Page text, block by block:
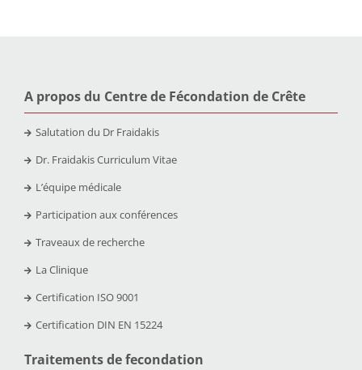
A propos du Centre de Fécondation de Crête
Salutation du Dr Fraidakis
Dr. Fraidakis Curriculum Vitae
L’équipe médicale
Participation aux conférences
Traveaux de recherche
La Clinique
Certification ISO 9001
Certification DIN EN 15224
Traitements de fecondation